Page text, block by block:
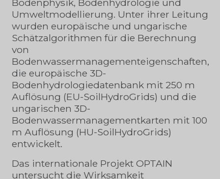
Bodenphysik, Bodenhydrologie und
Umweltmodellierung. Unter ihrer Leitung
wurden europäische und ungarische
Schätzalgorithmen für die Berechnung
von
Bodenwassermanagementeigenschaften,
die europäische 3D-
Bodenhydrologiedatenbank mit 250 m
Auflösung (EU-SoilHydroGrids) und die
ungarischen 3D-
Bodenwassermanagementkarten mit 100
m Auflösung (HU-SoilHydroGrids)
entwickelt.
Das internationale Projekt OPTAIN
untersucht die Wirksamkeit